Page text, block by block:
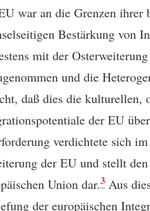
war an die Grenzen
Bestärkung von
mit der
und die
daß dies die kulturellen,
der EU
verdichtete sich
der EU und stellt
Union dar.3 Aus
der europäischen